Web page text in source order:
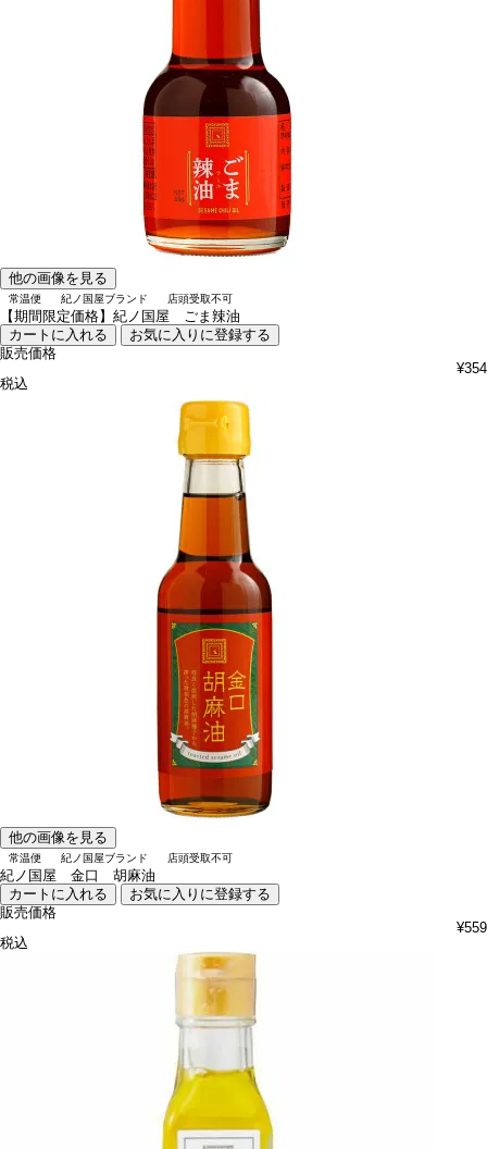
他の画像を見る
常温便 紀ノ国屋ブランド 店頭受取不可
【期間限定価格】紀ノ国屋 ごま辣油
カートに入れる
お気に入りに登録する
販売価格
¥354
税込
他の画像を見る
常温便 紀ノ国屋ブランド 店頭受取不可
紀ノ国屋 金口 胡麻油
カートに入れる
お気に入りに登録する
販売価格
¥559
税込